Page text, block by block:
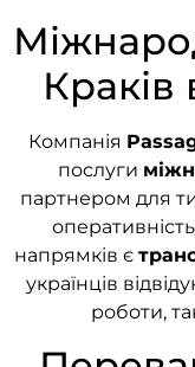
Краків
Компанія
послуги
партнером для
напрямків є
українців
роботи,